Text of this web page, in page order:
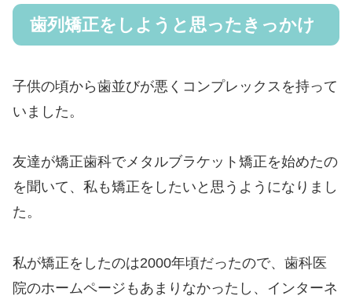
歯列矯正をしようと思ったきっかけ
子供の頃から歯並びが悪くコンプレックスを持って
いました。
友達が矯正歯科でメタルブラケット矯正を始めたの
を聞いて、私も矯正をしたいと思うようになりまし
た。
私が矯正をしたのは2000年頃だったので、歯科医
院のホームページもあまりなかったし、インターネ